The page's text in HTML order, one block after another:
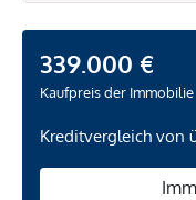
339.000 €
Kaufpreis der Immobilie
Kreditvergleich von